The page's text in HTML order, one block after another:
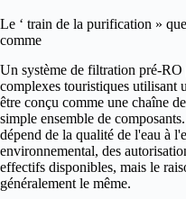
Le ‘ train de la purification »
comme
Un système de filtration pré-
complexes touristiques utilisant
être conçu comme une chaîne
simple ensemble de
dépend de la qualité de l'eau à
environnemental, des
effectifs disponibles, mais le
généralement le même.